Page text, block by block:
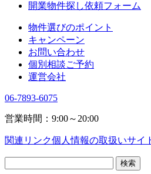
開業物件探し依頼フォーム
物件選びのポイント
キャンペーン
お問い合わせ
個別相談ご予約
運営会社
06-7893-6075
営業時間：9:00～20:00
関連リンク個人情報の取扱いサイ